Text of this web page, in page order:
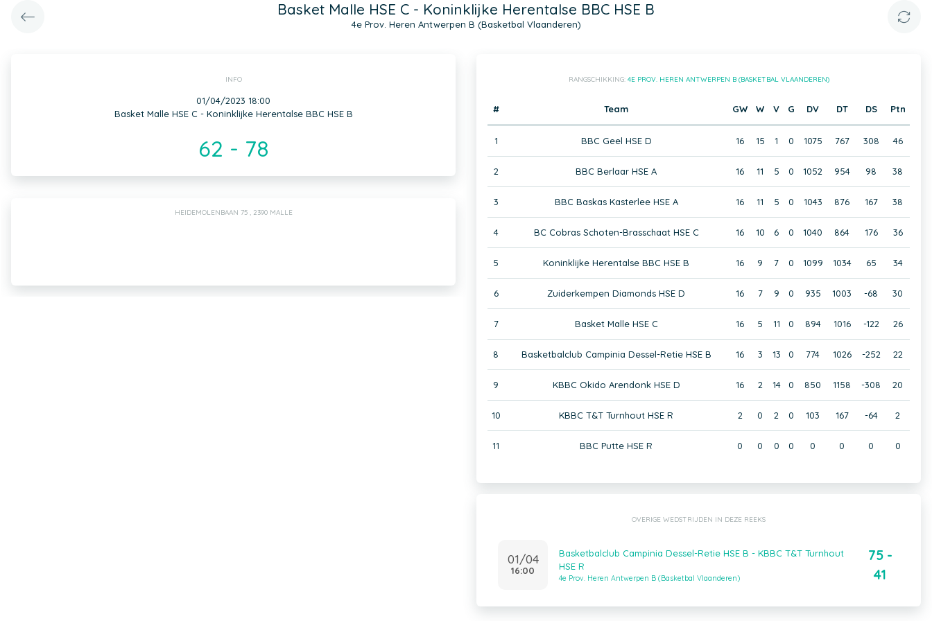
Basket Malle HSE C - Koninklijke Herentalse BBC HSE B
4e Prov. Heren Antwerpen B (Basketbal Vlaanderen)
INFO
01/04/2023 18:00
Basket Malle HSE C - Koninklijke Herentalse BBC HSE B
62 - 78
HEIDEMOLENBAAN 75 , 2390 MALLE
RANGSCHIKKING: 4E PROV. HEREN ANTWERPEN B (BASKETBAL VLAANDEREN)
# Team GW W V G DV DT DS Ptn
1 BBC Geel HSE D 16 15 1 0 1075 767 308 46
2 BBC Berlaar HSE A 16 11 5 0 1052 954 98 38
3 BBC Baskas Kasterlee HSE A 16 11 5 0 1043 876 167 38
4 BC Cobras Schoten-Brasschaat HSE C 16 10 6 0 1040 864 176 36
5 Koninklijke Herentalse BBC HSE B 16 9 7 0 1099 1034 65 34
6 Zuiderkempen Diamonds HSE D 16 7 9 0 935 1003 -68 30
7 Basket Malle HSE C 16 5 11 0 894 1016 -122 26
8 Basketbalclub Campinia Dessel-Retie HSE B 16 3 13 0 774 1026 -252 22
9 KBBC Okido Arendonk HSE D 16 2 14 0 850 1158 -308 20
10 KBBC T&T Turnhout HSE R 2 0 2 0 103 167 -64 2
11 BBC Putte HSE R 0 0 0 0 0 0 0 0
OVERIGE WEDSTRIJDEN IN DEZE REEKS
01/04
16:00
Basketbalclub Campinia Dessel-Retie HSE B - KBBC T&T Turnhout
HSE R
4e Prov. Heren Antwerpen B (Basketbal Vlaanderen)
75 -
41